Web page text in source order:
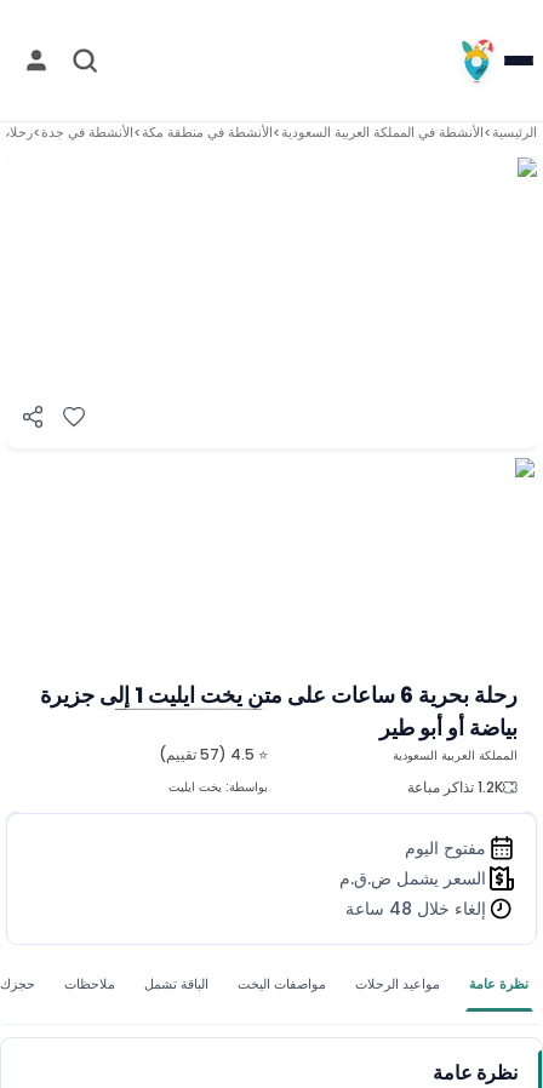
الرئيسية>الأنشطة في المملكة العربية السعودية>الأنشطة في منطقة مكة>الأنشطة في جدة>
رحلة بحرية 6 ساعات على متن يخت ايليت 1 إلى جزيرة
بياضة أو أبو طير
⭐ 4.5 (57 تقييم)
1.2K تذاكر مباعة
بواسطة: يخت ايليت
المملكة العربية السعودية
مفتوح اليوم
السعر يشمل ض.ق.م
إلغاء خلال 48 ساعة
نظرة عامة مواعيد الرحلات مواصفات اليخت الباقة تشمل ملاحظات
نظرة عامة